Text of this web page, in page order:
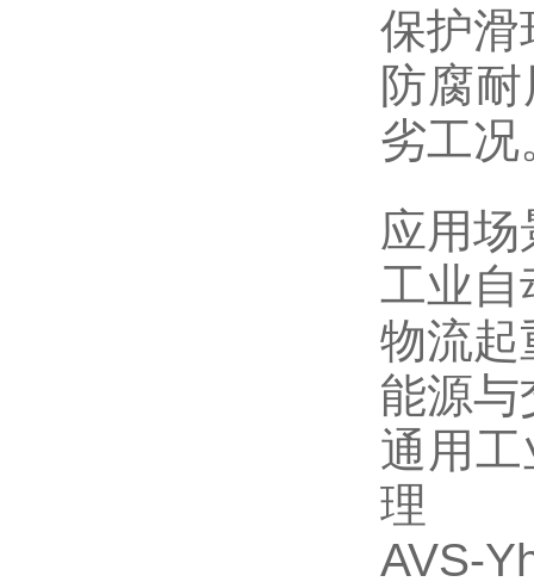
保护滑
防腐
劣工况
应用场
工业自
物流起
能源与
通用
理